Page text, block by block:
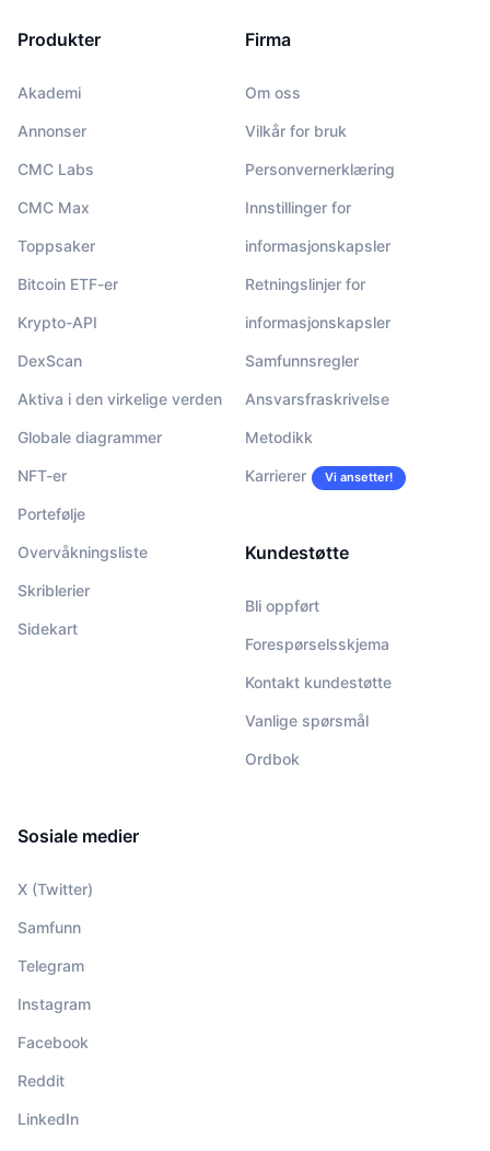
Produkter
Akademi
Annonser
CMC Labs
CMC Max
Toppsaker
Bitcoin ETF-er
Krypto-API
DexScan
Aktiva i den virkelige verden
Globale diagrammer
NFT-er
Portefølje
Overvåkningsliste
Skriblerier
Sidekart
Firma
Om oss
Vilkår for bruk
Personvernerklæring
Innstillinger for
informasjonskapsler
Retningslinjer for
informasjonskapsler
Samfunnsregler
Ansvarsfraskrivelse
Metodikk
Karrierer Vi ansetter!
Kundestøtte
Bli oppført
Forespørselsskjema
Kontakt kundestøtte
Vanlige spørsmål
Ordbok
Sosiale medier
X (Twitter)
Samfunn
Telegram
Instagram
Facebook
Reddit
LinkedIn